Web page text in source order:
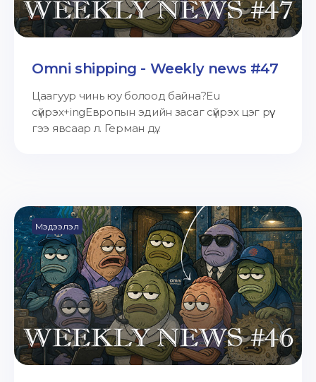
Omni shipping - Weekly news #47
Цаагуур чинь юу болоод байна?Eu
сүйрэх+ingЕвропын эдийн засаг сүйрэх цэг рүү
гээ явсаар л. Герман дү...
Мэдээлэл